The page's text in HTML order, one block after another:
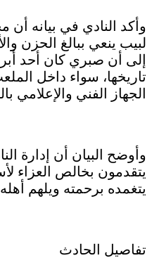
وأكد النادي في بيانه
لبيب ينعي ببالغ الحزن
إلى أن صبري كان أحد أبرز
تاريخها، سواء داخل
الجهاز الفني والإعلامي
وأوضح البيان أن إدارة
يتقدمون بخالص العزاء
يتغمده برحمته ويلهم
تفاصيل الحادث